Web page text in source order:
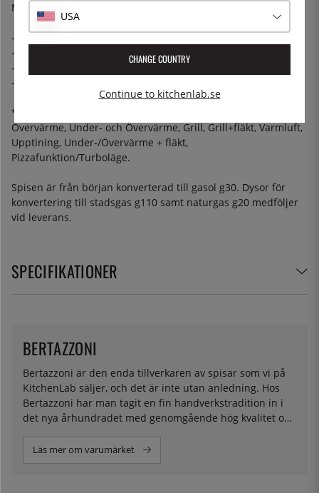
Medföljande tillbehör i varje ugn
- 2 st galler
- 1 st teleskopskena + tillhörande handtag
- 1 st långpanna 40 mm med tillhörande galler
- 1 st ”AirFryer”-korg (1 st totalt)
*Ugnsfunktioner: Förvärmning/upptining, Undervärme,
Övervärme, Under- och Övervärme, Grill, Grill+fläkt, Varmluft,
Upptining, Under-/Övervärme + fläkt,
Pizzafunktion/Turboläge.
Spisen är från början konverterad till gasol g30. Dysor för
konvertering till stadsgas g110 samt naturgas g20 medföljer
vid leverans.
SPECIFIKATIONER
Bertazzoni är den enda tillverkaren av spisar som vi på
KitchenLab säljer, och det är inte utan anledning. Hos
Bertazzoni har man tagit en fin handverkstradition in i
det nya århundradet med genomgående hög kvalitet och
av 1800-talet har mycket hänt när det kommer till
spisar, och Bertazzoni har på ett snyggt sätt kombinerat
BERTAZZONI
Läs mer om varumärket
USA
CHANGE COUNTRY
Continue to kitchenlab.se